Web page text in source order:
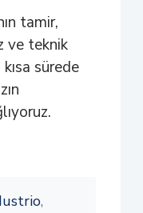
tamir,
ve teknik
sürede
,